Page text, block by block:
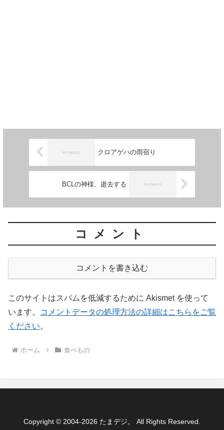
クロアゲハの雨宿り
BCLの神様、逝去する
コメント
コメントを書き込む
このサイトはスパムを低減するために Akismet を使って
います。
コメントデータの処理方法の詳細はこちらをご覧
ください。
ホーム 食べもの
Copyright © 2004-2026 たまデジ。 All Rights Reserved.